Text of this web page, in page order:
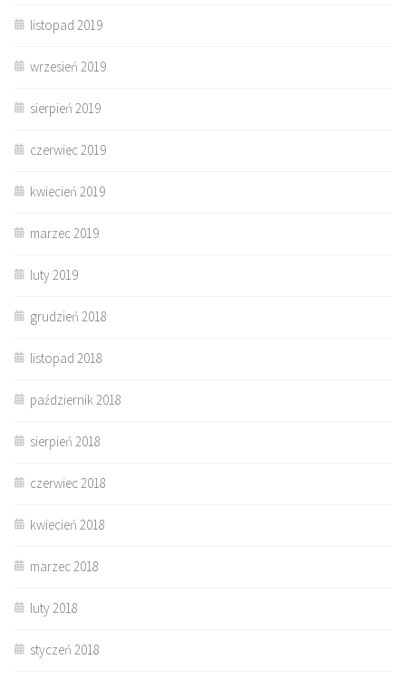
listopad 2019
wrzesień 2019
sierpień 2019
czerwiec 2019
kwiecień 2019
marzec 2019
luty 2019
grudzień 2018
listopad 2018
październik 2018
sierpień 2018
czerwiec 2018
kwiecień 2018
marzec 2018
luty 2018
styczeń 2018